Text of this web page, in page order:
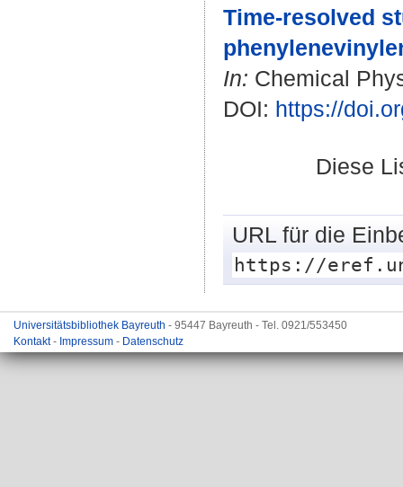
Time-resolved
In: Chemical
DOI: https://
Diese
URL für die
https://
Universitätsbibliothek Bayreuth - 95447 Bayreuth - Tel. 0921/553450
Kontakt- Impressum - Datenschutz